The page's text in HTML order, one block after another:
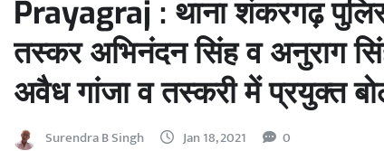
Prayagraj : थाना शंकरगढ़
तस्कर अभिनंदन सिंह व अनुराग
अवैध गांजा व तस्करी में प्रयुक्त
Surendra B Singh Jan 18, 2021 0